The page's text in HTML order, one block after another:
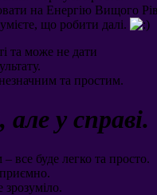
на Енергію Вищого
, що робити далі.
та може не дати
.
та простим.
, але у справі.
все буде легко та просто.
.
зрозуміло.